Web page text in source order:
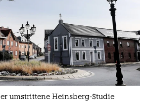
umstrittene Heinsberg-Studie